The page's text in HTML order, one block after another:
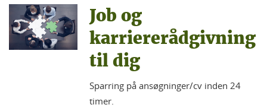
Job og
karriererådgivning
til dig
Sparring på ansøgninger/cv inden 24
timer.